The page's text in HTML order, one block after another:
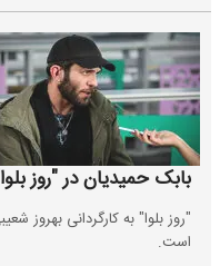
بابک حمیدیان در "روز
"روز بلوا" به کارگردانی بهروز
است.